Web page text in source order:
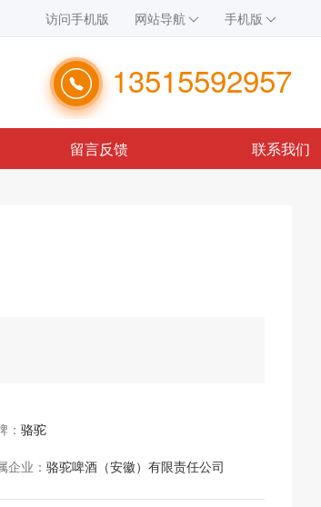
访问手机版 网站导航 手机版
13515592957
留言反馈 联系我们
： 骆驼
企业： 骆驼啤酒（安徽）有限责任公司